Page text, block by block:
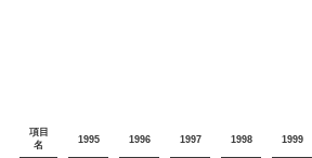
項目
名
1995 1996 1997 1998 1999